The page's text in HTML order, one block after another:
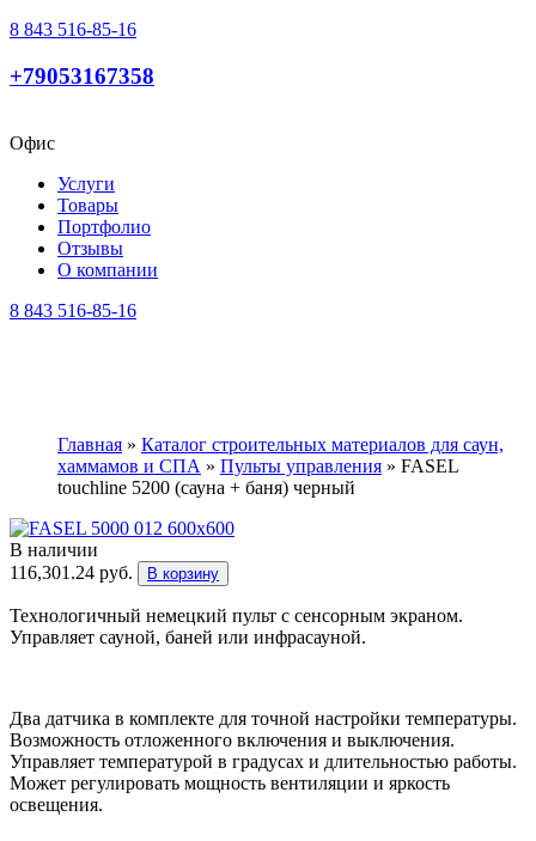
8 843 516-85-16
+79053167358
Офис
Услуги
Товары
Портфолио
Отзывы
О компании
8 843 516-85-16
Главная » Каталог строительных материалов для саун,
хаммамов и СПА » Пульты управления » FASEL
touchline 5200 (сауна + баня) черный
В наличии
116,301.24 руб. В корзину
Технологичный немецкий пульт с сенсорным экраном.
Управляет сауной, баней или инфрасауной.
Два датчика в комплекте для точной настройки температуры.
Возможность отложенного включения и выключения.
Управляет температурой в градусах и длительностью работы.
Может регулировать мощность вентиляции и яркость
освещения.